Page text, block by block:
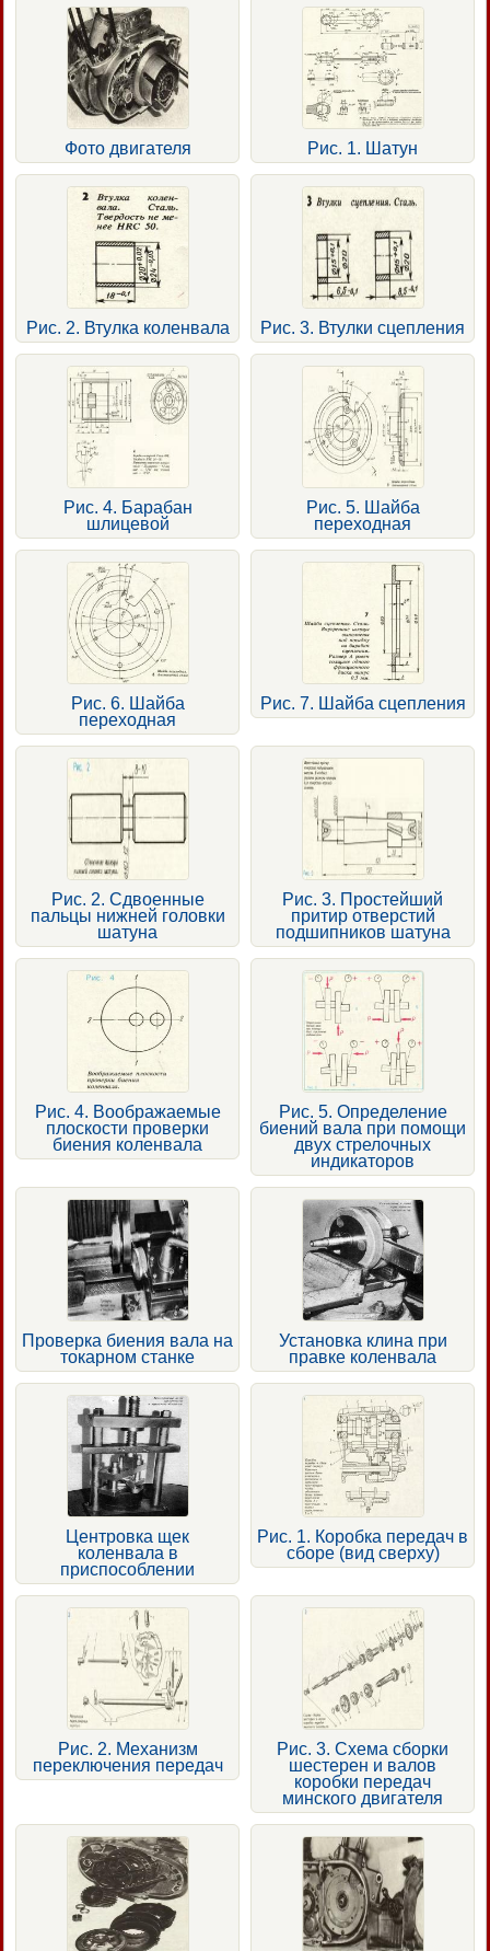
Фото двигателя Рис. 1. Шатун
Рис. 2. Втулка коленвала Рис. 3. Втулки сцепления
Рис. 4. Барабан
шлицевой
Рис. 5. Шайба
переходная
Рис. 6. Шайба
переходная
Рис. 7. Шайба сцепления
Рис. 2. Сдвоенные
пальцы нижней головки
шатуна
Рис. 3. Простейший
притир отверстий
подшипников шатуна
Рис. 4. Воображаемые
плоскости проверки
биения коленвала
Рис. 5. Определение
биений вала при помощи
двух стрелочных
индикаторов
Проверка биения вала на
токарном станке
Установка клина при
правке коленвала
Центровка щек
коленвала в
приспособлении
Рис. 1. Коробка передач в
сборе (вид сверху)
Рис. 2. Механизм
переключения передач
Рис. 3. Схема сборки
шестерен и валов
коробки передач
минского двигателя